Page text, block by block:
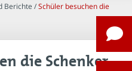
Berichte /Schüler besuchen die
die Schenker